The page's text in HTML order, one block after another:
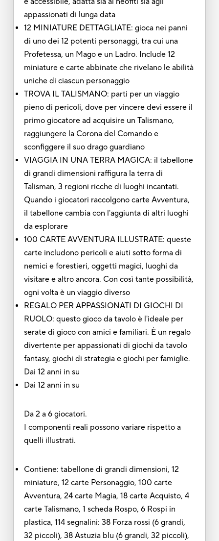
appassionati di lunga data
12 MINIATURE DETTAGLIATE: gioca nei panni
di uno dei 12 potenti personaggi, tra cui una
Profetessa, un Mago e un Ladro. Include 12
miniature e carte abbinate che rivelano le abilità
uniche di ciascun personaggio
TROVA IL TALISMANO: parti per un viaggio
pieno di pericoli, dove per vincere devi essere il
primo giocatore ad acquisire un Talismano,
raggiungere la Corona del Comando e
sconfiggere il suo drago guardiano
VIAGGIA IN UNA TERRA MAGICA: il tabellone
di grandi dimensioni raffigura la terra di
Talisman, 3 regioni ricche di luoghi incantati.
Quando i giocatori raccolgono carte Avventura,
il tabellone cambia con l'aggiunta di altri luoghi
da esplorare
100 CARTE AVVENTURA ILLUSTRATE: queste
carte includono pericoli e aiuti sotto forma di
nemici e forestieri, oggetti magici, luoghi da
visitare e altro ancora. Con così tante possibilità,
ogni volta è un viaggio diverso
REGALO PER APPASSIONATI DI GIOCHI DI
RUOLO: questo gioco da tavolo è l'ideale per
serate di gioco con amici e familiari. È un regalo
divertente per appassionati di giochi da tavolo
fantasy, giochi di strategia e giochi per famiglie.
Dai 12 anni in su
Dai 12 anni in su
Da 2 a 6 giocatori.
I componenti reali possono variare rispetto a
quelli illustrati.
Contiene: tabellone di grandi dimensioni, 12
miniature, 12 carte Personaggio, 100 carte
Avventura, 24 carte Magia, 18 carte Acquisto, 4
carte Talismano, 1 scheda Rospo, 6 Rospi in
plastica, 114 segnalini: 38 Forza rossi (6 grandi,
32 piccoli), 38 Astuzia blu (6 grandi, 32 piccoli),